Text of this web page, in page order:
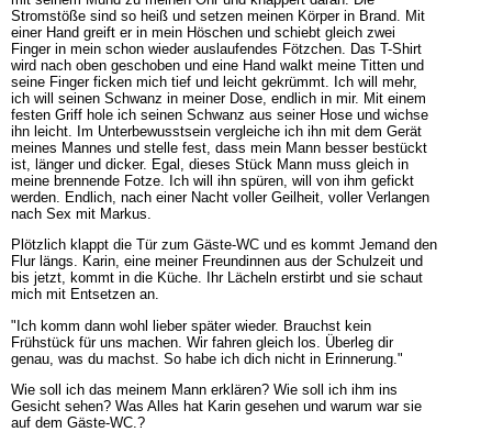
Stromstöße sind so heiß und setzen meinen Körper in Brand. Mit
einer Hand greift er in mein Höschen und schiebt gleich zwei
Finger in mein schon wieder auslaufendes Fötzchen. Das T-Shirt
wird nach oben geschoben und eine Hand walkt meine Titten und
seine Finger ficken mich tief und leicht gekrümmt. Ich will mehr,
ich will seinen Schwanz in meiner Dose, endlich in mir. Mit einem
festen Griff hole ich seinen Schwanz aus seiner Hose und wichse
ihn leicht. Im Unterbewusstsein vergleiche ich ihn mit dem Gerät
meines Mannes und stelle fest, dass mein Mann besser bestückt
ist, länger und dicker. Egal, dieses Stück Mann muss gleich in
meine brennende Fotze. Ich will ihn spüren, will von ihm gefickt
werden. Endlich, nach einer Nacht voller Geilheit, voller Verlangen
nach Sex mit Markus.
Plötzlich klappt die Tür zum Gäste-WC und es kommt Jemand den
Flur längs. Karin, eine meiner Freundinnen aus der Schulzeit und
bis jetzt, kommt in die Küche. Ihr Lächeln erstirbt und sie schaut
mich mit Entsetzen an.
"Ich komm dann wohl lieber später wieder. Brauchst kein
Frühstück für uns machen. Wir fahren gleich los. Überleg dir
genau, was du machst. So habe ich dich nicht in Erinnerung."
Wie soll ich das meinem Mann erklären? Wie soll ich ihm ins
Gesicht sehen? Was Alles hat Karin gesehen und warum war sie
auf dem Gäste-WC.?